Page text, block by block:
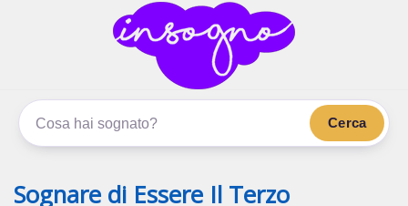
inSogno.com
I sogni significano di più
Cerca
Sognare di Essere Il Terzo